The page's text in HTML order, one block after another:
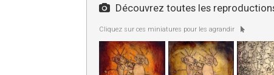
Découvrez toutes les
Cliquez sur ces miniatures pour les agrandir